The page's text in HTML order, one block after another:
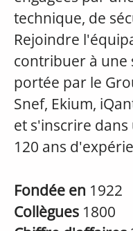
technique, de
Rejoindre
contribuer à une
portée par le
Snef, Ekium,
et s'inscrire
120 ans
Fondée en 1922
Collègues 1800